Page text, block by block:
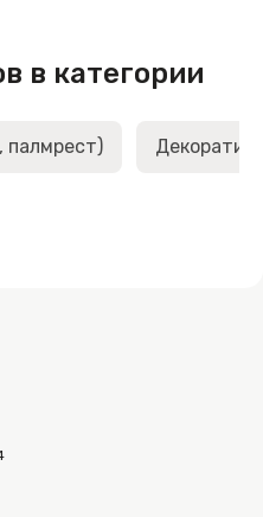
в категории
палмрест)